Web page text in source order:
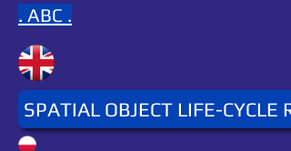
. ABC .
SPATIAL OBJECT LIFE-CYCLE